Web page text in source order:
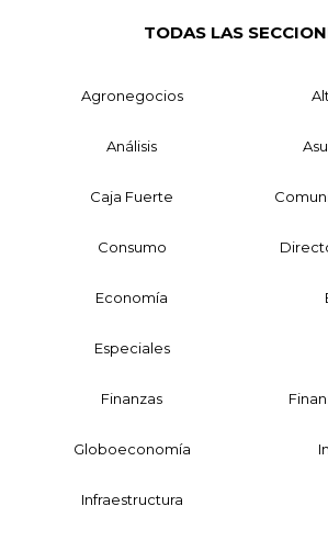
TODAS LAS
Agronegocios
Análisis
Caja Fuerte
Consumo
Economía
Especiales
Finanzas
Globoeconomía
Infraestructura